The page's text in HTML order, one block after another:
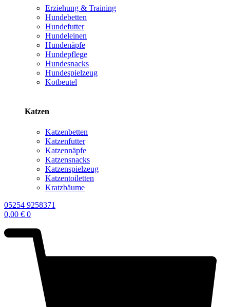
Erziehung & Training
Hundebetten
Hundefutter
Hundeleinen
Hundenäpfe
Hundepflege
Hundesnacks
Hundespielzeug
Kotbeutel
Katzen
Katzenbetten
Katzenfutter
Katzennäpfe
Katzensnacks
Katzenspielzeug
Katzentoiletten
Kratzbäume
05254 9258371
0,00 € 0